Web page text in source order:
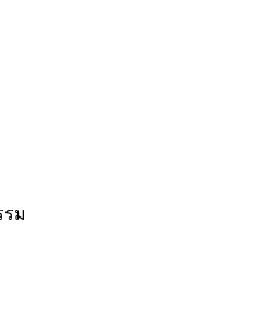
รม